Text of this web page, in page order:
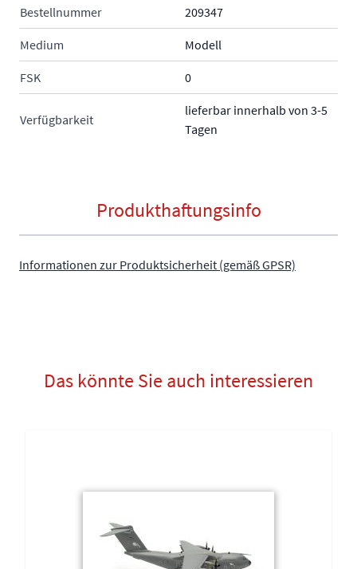
Bestellnummer 209347
Medium Modell
FSK 0
Verfügbarkeit
lieferbar innerhalb von 3-5
Tagen
Produkthaftungsinfo
Informationen zur Produktsicherheit (gemäß GPSR)
Das könnte Sie auch interessieren